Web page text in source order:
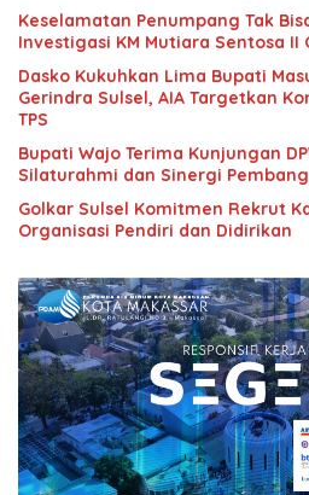
Keselamatan Penumpang Tak
Investigasi KM Mutiara Sentosa II
Dasko Kukuhkan Lima Bupati
Gerindra Sulsel, AIA Targetkan
TPS
Bupati Wajo Terima Kunjungan
Silaturahmi dan Sinergi
Golkar Sulsel Komitmen Rekrut
Organisasi Pendiri dan Didirikan